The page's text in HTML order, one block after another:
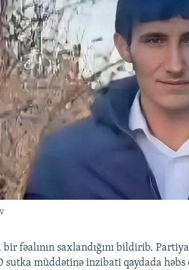
fəalının saxlandığını bildirib.
sutka müddətinə inzibati qaydada həbs